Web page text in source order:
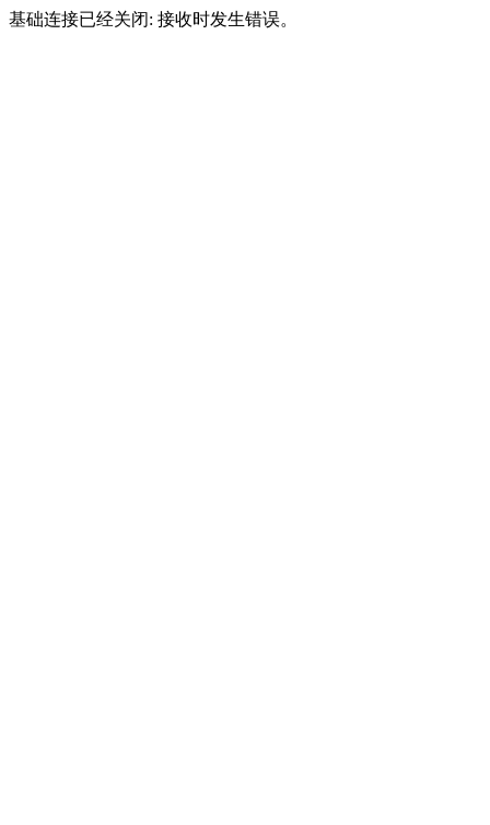
基础连接已经关闭: 接收时发生错误。